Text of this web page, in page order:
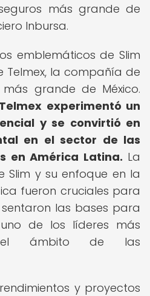
más grande de
Inbursa.
emblemáticos de Slim
Telmex, la compañía de
más grande de México.
experimentó un
y se convirtió en
en el sector de las
en América Latina. La
Slim y su enfoque en la
fueron cruciales para
las bases para
de los líderes más
el ámbito de las
y proyectos